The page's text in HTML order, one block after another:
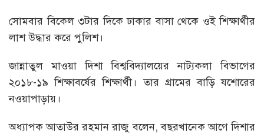
সোমবার বিকেল ৩টার দিকে ঢাকার বাসা থেকে ওই শিক্ষার্থীর
লাশ উদ্ধার করে পুলিশ।
জান্নাতুল মাওয়া দিশা বিশ্ববিদ্যালয়ের নাট্যকলা বিভাগের
২০১৮-১৯ শিক্ষাবর্ষের শিক্ষার্থী। তার গ্রামের বাড়ি যশোরের
নওয়াপাড়ায়।
অধ্যাপক আতাউর রহমান রাজু বলেন, বছরখানেক আগে দিশার